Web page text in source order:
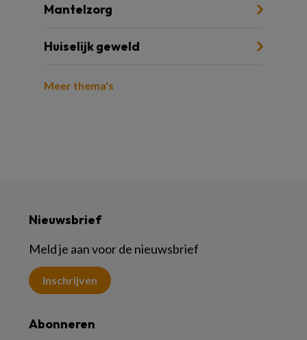
Mantelzorg
Huiselijk geweld
Meer thema's
Nieuwsbrief
Meld je aan voor de nieuwsbrief
Inschrijven
Abonneren